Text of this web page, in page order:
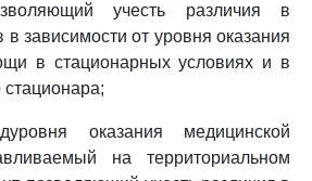
учесть различия в
в зависимости от уровня оказания
в стационарных условиях и в
стационара;
оказания медицинской
на территориальном